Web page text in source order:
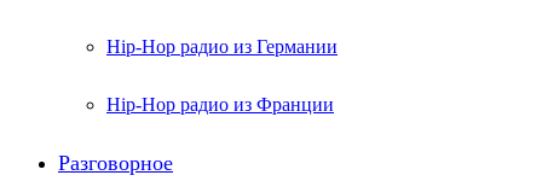
Hip-Hop радио из Германии
Hip-Hop радио из Франции
Разговорное